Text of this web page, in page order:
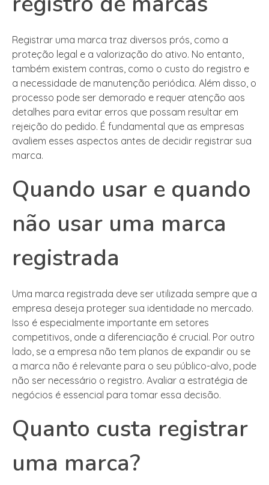
Registrar uma marca traz diversos prós, como a
proteção legal e a valorização do ativo. No entanto,
também existem contras, como o custo do registro e
a necessidade de manutenção periódica. Além disso, o
processo pode ser demorado e requer atenção aos
detalhes para evitar erros que possam resultar em
rejeição do pedido. É fundamental que as empresas
avaliem esses aspectos antes de decidir registrar sua
marca.
Quando usar e quando
não usar uma marca
registrada
Uma marca registrada deve ser utilizada sempre que a
empresa deseja proteger sua identidade no mercado.
Isso é especialmente importante em setores
competitivos, onde a diferenciação é crucial. Por outro
lado, se a empresa não tem planos de expandir ou se
a marca não é relevante para o seu público-alvo, pode
não ser necessário o registro. Avaliar a estratégia de
negócios é essencial para tomar essa decisão.
Quanto custa registrar
uma marca?